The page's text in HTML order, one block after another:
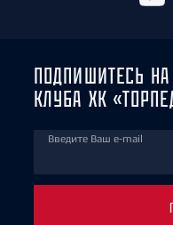
ПОДПИШИТЕСЬ
КЛУБА ХК
Введите Ваш e-mail